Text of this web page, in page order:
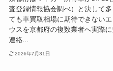
査登録情報協会調べ）と決して
ても車買取相場に期待できない
ウスを京都府の複数業者へ実際
連絡...
2026年7月31日